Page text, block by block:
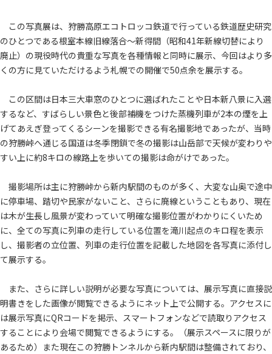
この写真展は、狩勝高原エコトロッコ鉄道で行っている鉄道歴史研究
のひとつである根室本線旧線落合～新得間（昭和41年新線切替により
廃止）の現役時代の貴重な写真を各種情報と同時に展示、今回はより多
くの方に見ていただけるよう札幌での開催で50点余を展示する。
この区間は日本三大車窓のひとつに選ばれたことや日本新八景に入選
するなど、すばらしい景色と後部補機をつけた蒸機列車が2本の煙を上
げてあえぎ登ってくるシーンを撮影できる有名撮影地であったが、当時
の狩勝峠へ通じる国道は冬季閉鎖で冬の撮影は山岳部で天候が変わりや
すい上に約8キロの線路上を歩いての撮影は命がけであった。
撮影場所は主に狩勝峠から新内駅間のものが多く、大変な山奥で途中
に停車場、踏切や民家がないこと、さらに廃線ということもあり、現在
は木が生長し風景が変わっていて明確な撮影位置がわかりにくいため
に、全ての写真に列車の走行している位置を滝川起点のキロ程を表示
し、撮影者の立位置、列車の走行位置を記載した地図を各写真に添付し
て展示する。
また、さらに詳しい説明が必要な写真については、展示写真に直接説
明書きをした画像が閲覧できるようにネット上で公開する。アクセスに
は展示写真にQRコードを掲示、スマートフォンなどで読取りアクセス
することにより会場で閲覧できるようにする。（展示スペースに限りが
あるため）また現在この狩勝トンネルから新内駅間は整備されており、